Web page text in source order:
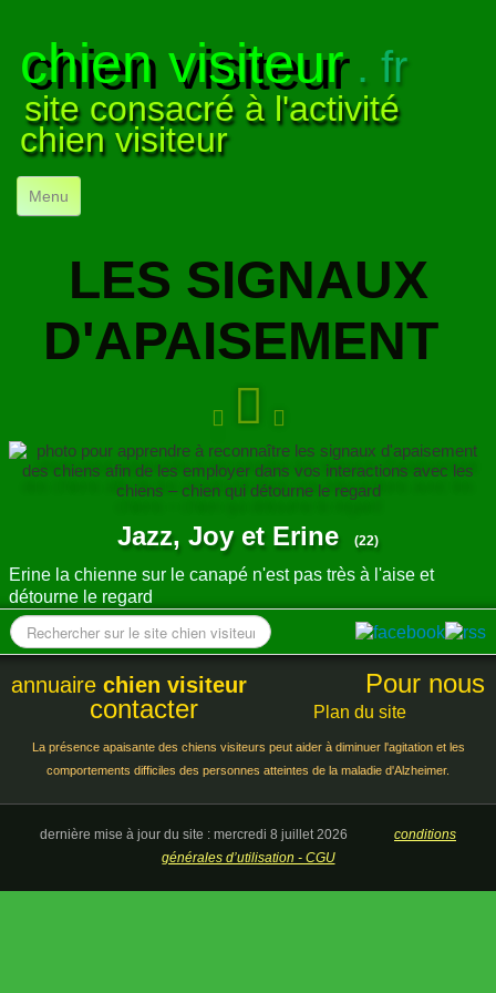
chien visiteur. fr
site consacré à l'activité
chien visiteur
Menu
▼
NOTRE ACTIVITÉ
VISUELS▼
CONTACT
LES SIGNAUX
D'APAISEMENT
Jazz, Joy et Erine (22)
Erine la chienne sur le canapé n'est pas très à l'aise et
détourne le regard
annuaire chien visiteur
Pour nous
contacter
Plan du site
La présence apaisante des chiens visiteurs peut aider à diminuer l'agitation et les
comportements difficiles des personnes atteintes de la maladie d'Alzheimer.
dernière mise à jour du site : mercredi 8 juillet 2026 conditions
générales d’utilisation - CGU